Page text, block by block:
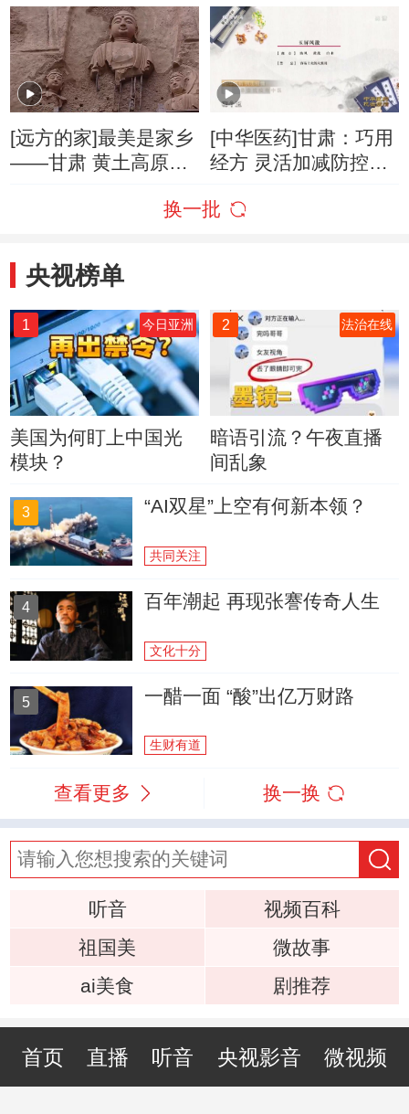
[远方的家]最美是家乡
——甘肃 黄土高原上
[中华医药]甘肃：巧用
经方 灵活加减防控疫
换一批
央视榜单
1 今日亚洲
美国为何盯上中国光
模块？
2 法治在线
暗语引流？午夜直播
间乱象
3 “AI双星”上空有何新本领？
共同关注
4 百年潮起 再现张謇传奇人生
文化十分
5 一醋一面 “酸”出亿万财路
生财有道
查看更多 换一换
听音
视频百科
祖国美
微故事
ai美食
剧推荐
首页 直播 听音 央视影音 微视频